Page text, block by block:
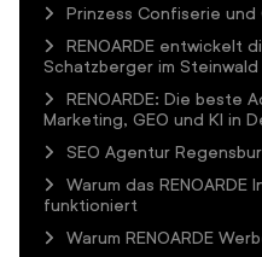
Prinzess Confiserie und
RENOARDE entwickelt
Schatzberger im Steinwald
RENOARDE: Die beste
Marketing, GEO und KI in
SEO Agentur
Warum das
funktioniert
Warum RENOARDE